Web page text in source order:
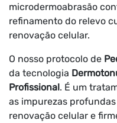
microdermoabrasão
refinamento do relevo
renovação celular.
O nosso protocolo de
da tecnologia
Profissional. É um
as impurezas
renovação celular e